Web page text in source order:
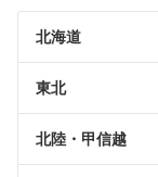
北海道
東北
北陸・甲信越